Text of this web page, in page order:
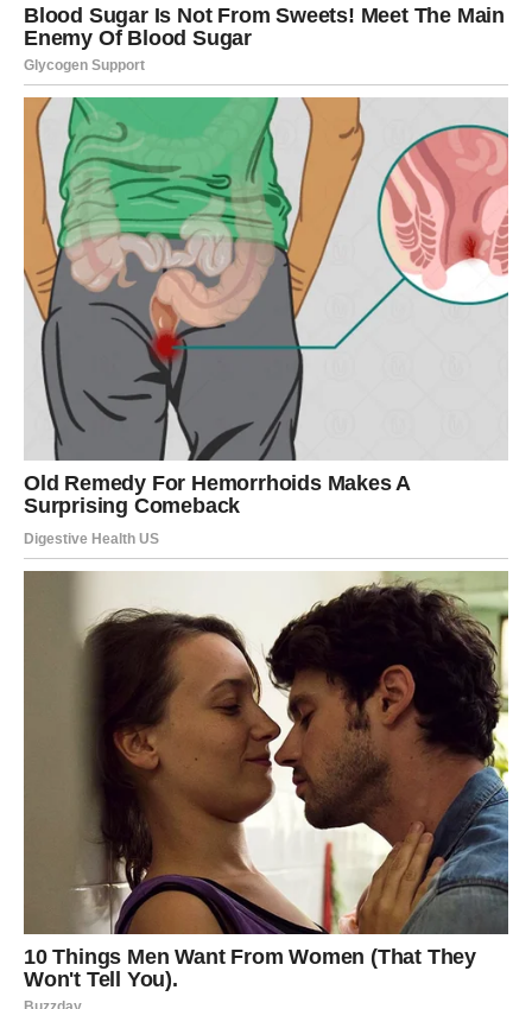
Ono što je bilo nejasno postaje logično, a ono što je
izazivalo stres – gubi snagu.
Ove vesti vam donose mir. Po prvi put posle dugo
vremena, osećate da možete da se opustite i da ne
morate sve sami.
Ljudi vas vide, poštuju i cene, a vi prestajete da sumnjate
u sopstvenu vrednost.
Poruka za Devicu:
Dobre vesti dolaze da vam pokažu da je vaša
posvećenost imala smisla. Sada možete da dišete lakše.
RAK – VESTI KOJE LEČE SRCE I
VRAĆAJU VERU
Rakovi su znak koji najdublje oseća i najviše pamti. U
prethodnom periodu mnogo ste brinuli, čekali i nadali se,
često stavljajući tuđe potrebe ispred svojih. Emotivna
neizvesnost vas je iscrpela.
Sada dolazinajlepša vest .
Neverovatno dobre vesti za Raka dolaze kroz
emocionalno razrešenje
. Može biti razgovor, poruka,
priznanje ili odluka koja vam vraća osećaj sigurnosti.
Nešto što vam je ležalo na srcu konačno se razjašnjava.
Osećate toplinu, olakšanje i onu tihu sreću koja vam
govori da niste pogrešili što ste verovali. Rak ponovo